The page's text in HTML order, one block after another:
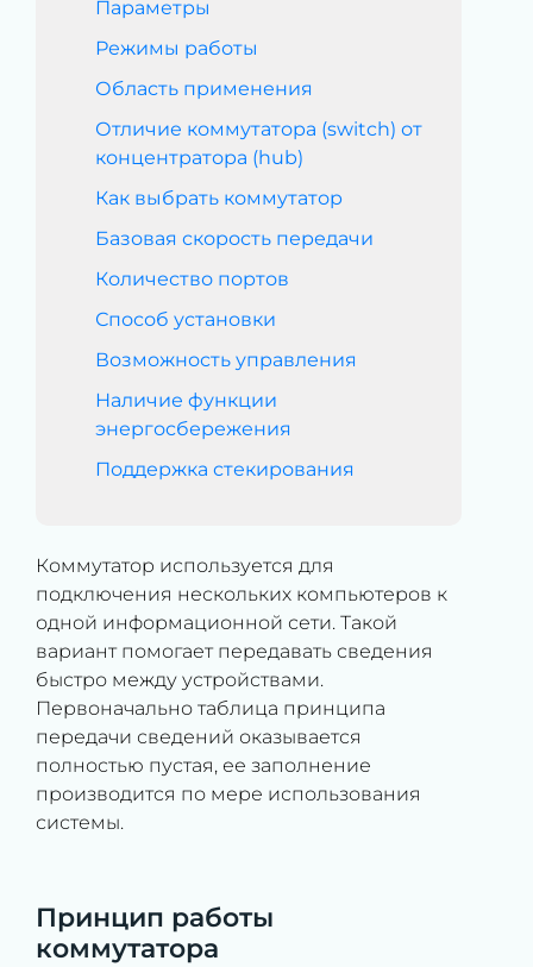
Параметры
Режимы работы
Область применения
Отличие коммутатора (switch) от
концентратора (hub)
Как выбрать коммутатор
Базовая скорость передачи
Количество портов
Способ установки
Возможность управления
Наличие функции
энергосбережения
Поддержка стекирования
Коммутатор используется для
подключения нескольких компьютеров к
одной информационной сети. Такой
вариант помогает передавать сведения
быстро между устройствами.
Первоначально таблица принципа
передачи сведений оказывается
полностью пустая, ее заполнение
производится по мере использования
системы.
Принцип работы
коммутатора